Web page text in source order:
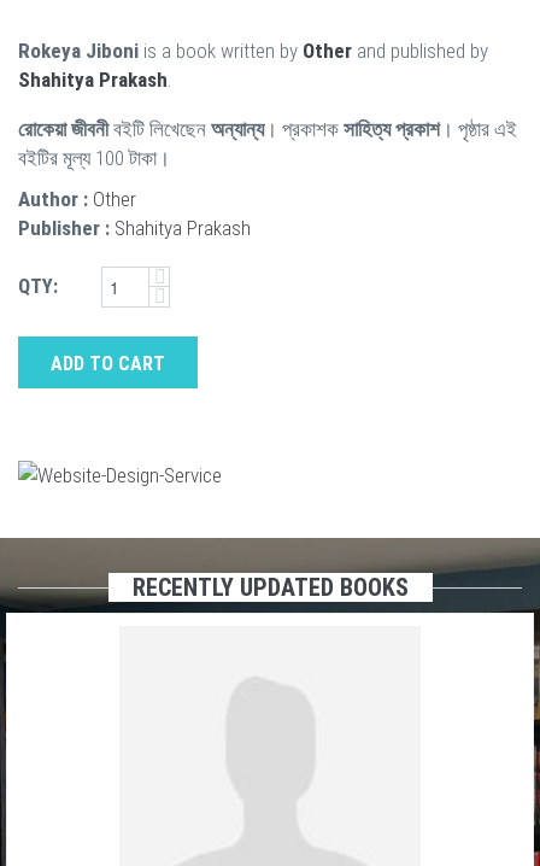
Rokeya Jiboni is a book written by Other and published by
Shahitya Prakash
রোকেয়া জীবনীবইটি লিখেছেন অন্যান্য। প্রকাশক সাহিত্য প্রকাশ। পৃষ্ঠার এই
বইটির মূল্য 100 টাকা।
Author : Other
Publisher : Shahitya Prakash
QTY:
ADD TO CART
RECENTLY UPDATED BOOKS